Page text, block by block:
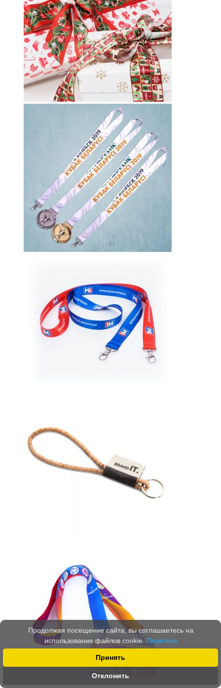
Принять
Отклонить
Продолжая посещение сайта, вы соглашаетесь на
использование файлов cookie. Политика